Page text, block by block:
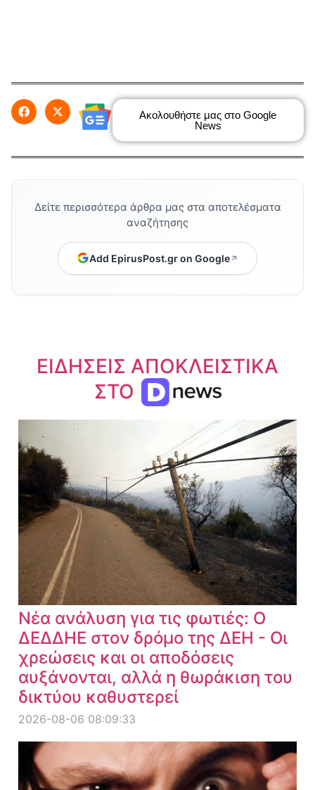
Ακολουθήστε μας στο Google
News
Δείτε περισσότερα άρθρα μας στα αποτελέσματα
αναζήτησης
Add EpirusPost.gr on Google
ΕΙΔΗΣΕΙΣ ΑΠΟΚΛΕΙΣΤΙΚΑ
ΣΤΟ
Νέα ανάλυση για τις φωτιές: Ο
ΔΕΔΔΗΕ στον δρόμο της ΔΕΗ - Οι
χρεώσεις και οι αποδόσεις
αυξάνονται, αλλά η θωράκιση του
δικτύου καθυστερεί
2026-08-06 08:09:33